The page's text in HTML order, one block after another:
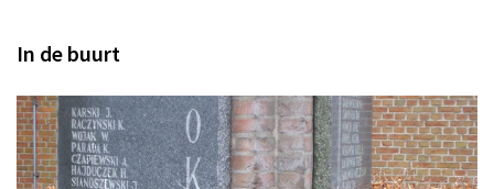
In de buurt